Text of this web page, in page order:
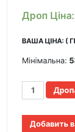
Дроп Ціна:
ВАША ЦІНА: (
Мінімальна:
ВЕНТИЛЯТОР
НАПОЛЬНЫЙ
16"
(40СМ)
Добавить